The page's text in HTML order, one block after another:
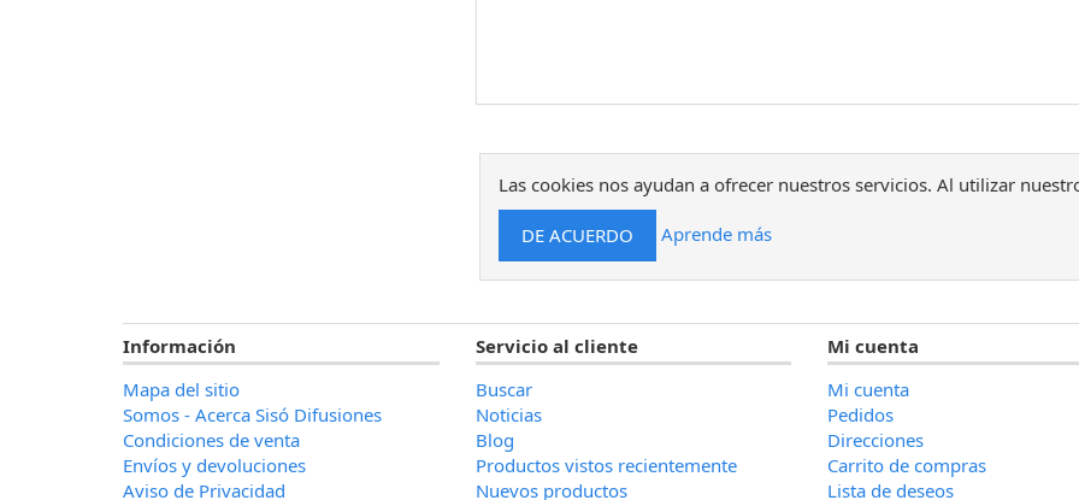
Las cookies nos ayudan a ofrecer nuestros servicios. Al utilizar
Aprende más
Información
Mapa del sitio
Somos - Acerca Sisó Difusiones
Condiciones de venta
Envíos y devoluciones
Aviso de Privacidad
Servicio al cliente
Buscar
Noticias
Blog
Productos vistos recientemente
Nuevos productos
Mi cuenta
Mi cuenta
Pedidos
Direcciones
Carrito de compras
Lista de deseos